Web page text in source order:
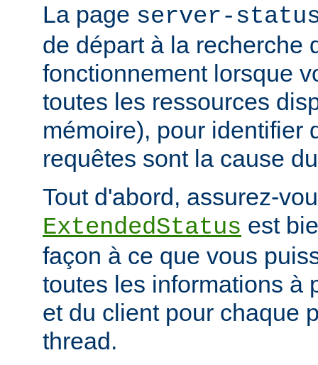
La page server-
de départ à la recherche
fonctionnement lorsque
toutes les ressources
mémoire), pour identifier
requêtes sont la cause
Tout d'abord, assurez-
ExtendedStatus est
façon à ce que vous
toutes les informations à
et du client pour chaque
thread.